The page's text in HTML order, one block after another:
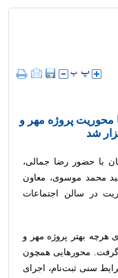
محوریت پروژه مهر و
شد
با حضور رضا جمالی،
محمد موسوی، معاون
در سالن اجتماعات
هرچه بهتر پروژه مهر و
گرفت. محورهایی همچون
سنی ثبت‌نام، اجرای